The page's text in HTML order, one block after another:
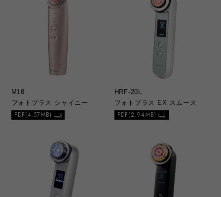
M18
フォトプラス シャイニー
PDF(4.57MB)
HRF-20L
フォトプラス EX スムース
PDF(2.94MB)